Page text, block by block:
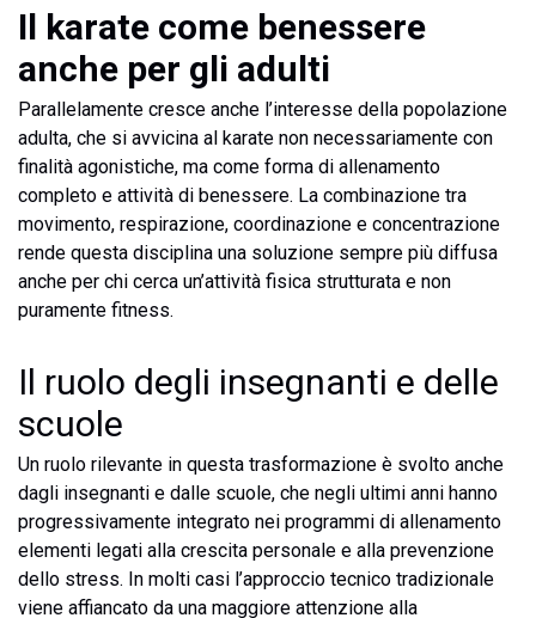
Il karate come benessere
anche per gli adulti
Parallelamente cresce anche l’interesse della popolazione
adulta, che si avvicina al karate non necessariamente con
finalità agonistiche, ma come forma di allenamento
completo e attività di benessere. La combinazione tra
movimento, respirazione, coordinazione e concentrazione
rende questa disciplina una soluzione sempre più diffusa
anche per chi cerca un’attività fisica strutturata e non
puramente fitness.
Il ruolo degli insegnanti e delle
scuole
Un ruolo rilevante in questa trasformazione è svolto anche
dagli insegnanti e dalle scuole, che negli ultimi anni hanno
progressivamente integrato nei programmi di allenamento
elementi legati alla crescita personale e alla prevenzione
dello stress. In molti casi l’approccio tecnico tradizionale
viene affiancato da una maggiore attenzione alla